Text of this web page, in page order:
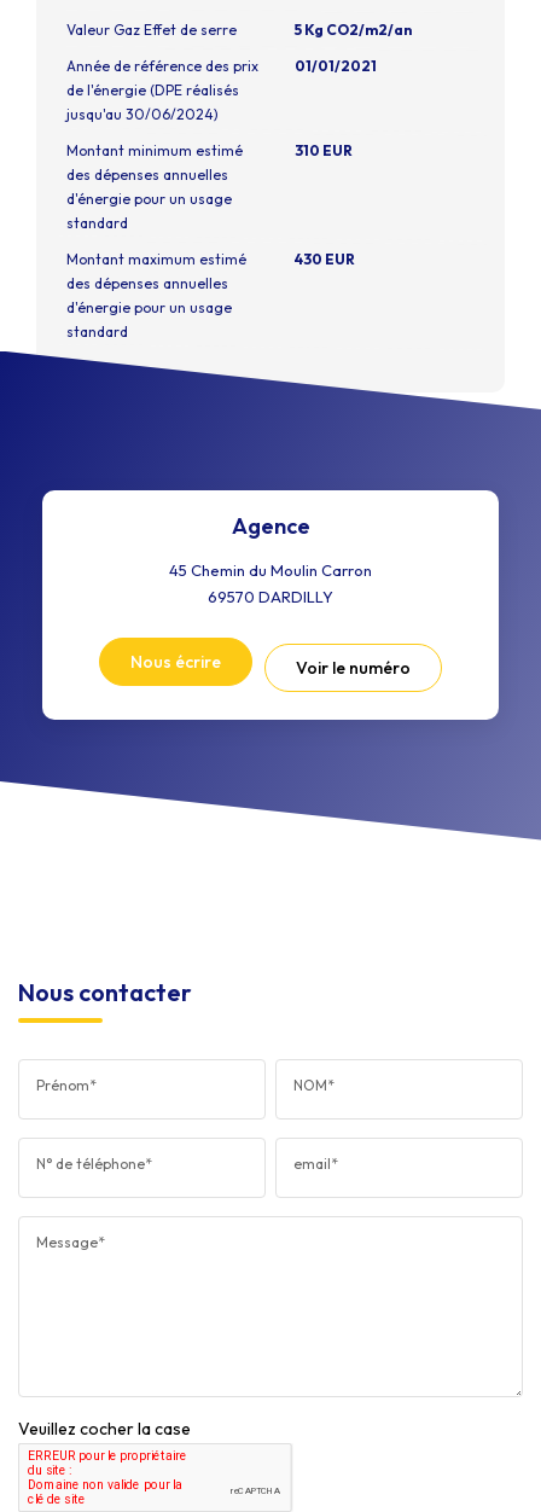
Valeur Gaz Effet de serre
5 Kg CO2/m2/an
Année de référence des prix
de l'énergie (DPE réalisés
jusqu'au 30/06/2024)
01/01/2021
Montant minimum estimé
des dépenses annuelles
d'énergie pour un usage
standard
310 EUR
Montant maximum estimé
des dépenses annuelles
d'énergie pour un usage
standard
430 EUR
Agence
45 Chemin du Moulin Carron
69570 DARDILLY
Nous écrire Voir le numéro
Nous contacter
Prénom* NOM*
N° de téléphone* email*
Message*
Veuillez cocher la case